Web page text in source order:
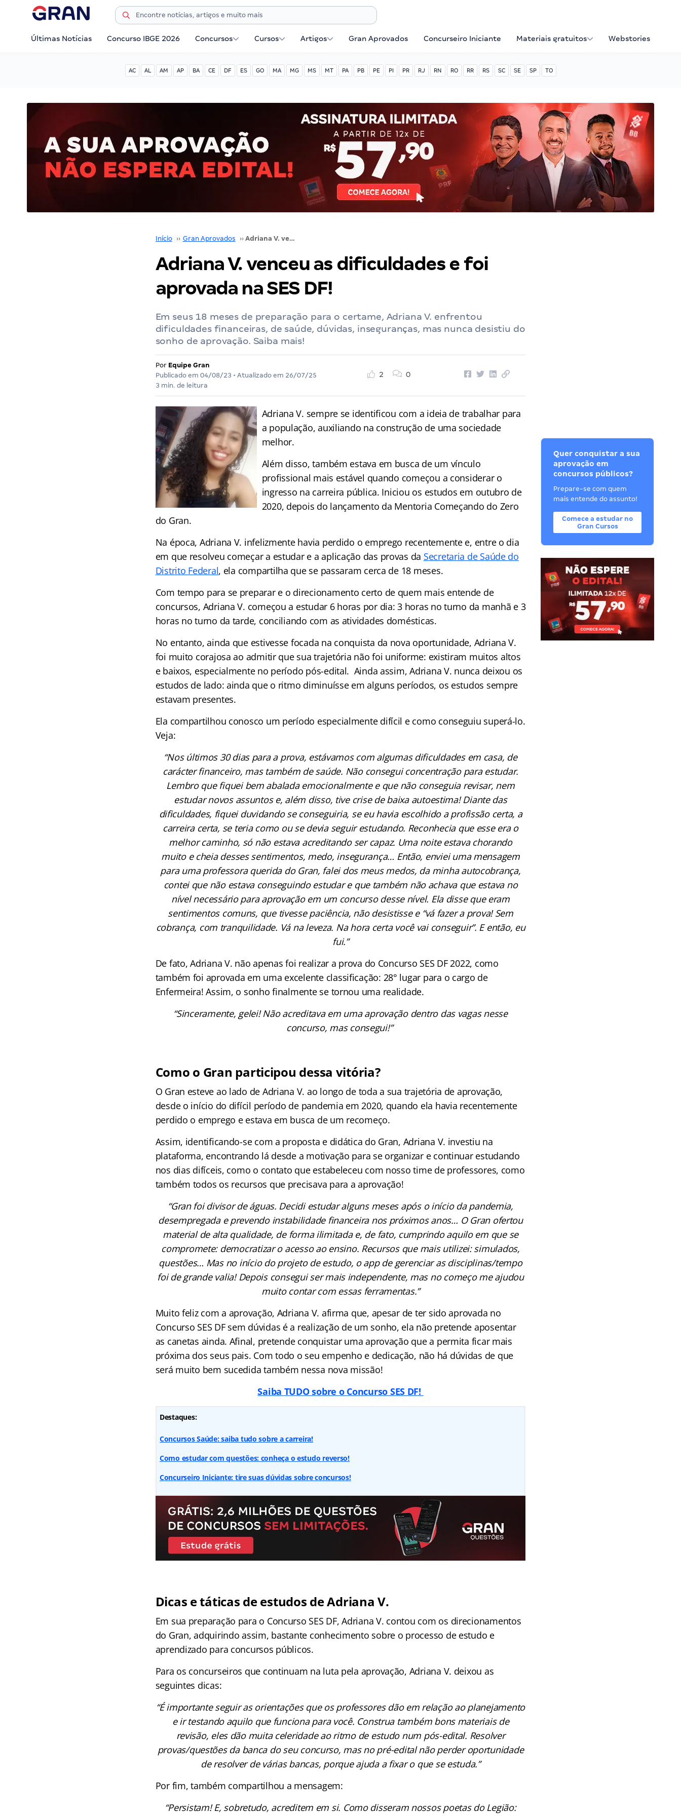
Últimas Notícias Concurso IBGE 2026 Concursos Cursos Artigos Gran Aprovados Concurseiro Iniciante Materiais gratuitos Webstories
AC AL AM AP BA CE DF ES GO MA MG MS MT PA PB PE PI PR RJ RN RO RR RS SC SE SP TO
Início ›› Gran Aprovados ›› Adriana V. venceu as dificuldades e foi aprovada na SES DF!
Adriana V. venceu as dificuldades e foi
aprovada na SES DF!
Em seus 18 meses de preparação para o certame, Adriana V. enfrentou
dificuldades financeiras, de saúde, dúvidas, inseguranças, mas nunca desistiu do
sonho de aprovação. Saiba mais!
Por Equipe Gran
Publicado em 04/08/23 • Atualizado em 26/07/25
3 min. de leitura
2 0
Adriana V. sempre se identificou com a ideia de trabalhar para
a população, auxiliando na construção de uma sociedade
melhor.
Além disso, também estava em busca de um vínculo
profissional mais estável quando começou a considerar o
ingresso na carreira pública. Iniciou os estudos em outubro de
2020, depois do lançamento da Mentoria Começando do Zero
do Gran.
Na época, Adriana V. infelizmente havia perdido o emprego recentemente e, entre o dia
em que resolveu começar a estudar e a aplicação das provas da Secretaria de Saúde do
Distrito Federal, ela compartilha que se passaram cerca de 18 meses.
Com tempo para se preparar e o direcionamento certo de quem mais entende de
concursos, Adriana V. começou a estudar 6 horas por dia: 3 horas no turno da manhã e 3
horas no turno da tarde, conciliando com as atividades domésticas.
No entanto, ainda que estivesse focada na conquista da nova oportunidade, Adriana V.
foi muito corajosa ao admitir que sua trajetória não foi uniforme: existiram muitos altos
e baixos, especialmente no período pós-edital. Ainda assim, Adriana V. nunca deixou os
estudos de lado: ainda que o ritmo diminuísse em alguns períodos, os estudos sempre
estavam presentes.
Ela compartilhou conosco um período especialmente difícil e como conseguiu superá-lo.
Veja:
“Nos últimos 30 dias para a prova, estávamos com algumas dificuldades em casa, de
carácter financeiro, mas também de saúde. Não consegui concentração para estudar.
Lembro que fiquei bem abalada emocionalmente e que não conseguia revisar, nem
estudar novos assuntos e, além disso, tive crise de baixa autoestima! Diante das
dificuldades, fiquei duvidando se conseguiria, se eu havia escolhido a profissão certa, a
carreira certa, se teria como ou se devia seguir estudando. Reconhecia que esse era o
melhor caminho, só não estava acreditando ser capaz. Uma noite estava chorando
muito e cheia desses sentimentos, medo, insegurança… Então, enviei uma mensagem
para uma professora querida do Gran, falei dos meus medos, da minha autocobrança,
contei que não estava conseguindo estudar e que também não achava que estava no
nível necessário para aprovação em um concurso desse nível. Ela disse que eram
sentimentos comuns, que tivesse paciência, não desistisse e “vá fazer a prova! Sem
cobrança, com tranquilidade. Vá na leveza. Na hora certa você vai conseguir”. E então, eu
fui.”
De fato, Adriana V. não apenas foi realizar a prova do Concurso SES DF 2022, como
também foi aprovada em uma excelente classificação: 28° lugar para o cargo de
Enfermeira! Assim, o sonho finalmente se tornou uma realidade.
“Sinceramente, gelei! Não acreditava em uma aprovação dentro das vagas nesse
concurso, mas consegui!”
Como o Gran participou dessa vitória?
O Gran esteve ao lado de Adriana V. ao longo de toda a sua trajetória de aprovação,
desde o início do difícil período de pandemia em 2020, quando ela havia recentemente
perdido o emprego e estava em busca de um recomeço.
Assim, identificando-se com a proposta e didática do Gran, Adriana V. investiu na
plataforma, encontrando lá desde a motivação para se organizar e continuar estudando
nos dias difíceis, como o contato que estabeleceu com nosso time de professores, como
também todos os recursos que precisava para a aprovação!
“Gran foi divisor de águas. Decidi estudar alguns meses após o início da pandemia,
desempregada e prevendo instabilidade financeira nos próximos anos… O Gran ofertou
material de alta qualidade, de forma ilimitada e, de fato, cumprindo aquilo em que se
compromete: democratizar o acesso ao ensino. Recursos que mais utilizei: simulados,
questões… Mas no início do projeto de estudo, o app de gerenciar as disciplinas/tempo
foi de grande valia! Depois consegui ser mais independente, mas no começo me ajudou
muito contar com essas ferramentas.”
Muito feliz com a aprovação, Adriana V. afirma que, apesar de ter sido aprovada no
Concurso SES DF sem dúvidas é a realização de um sonho, ela não pretende aposentar
as canetas ainda. Afinal, pretende conquistar uma aprovação que a permita ficar mais
próxima dos seus pais. Com todo o seu empenho e dedicação, não há dúvidas de que
será muito bem sucedida também nessa nova missão!
Saiba TUDO sobre o Concurso SES DF!
Destaques:
Concursos Saúde: saiba tudo sobre a carreira!
Como estudar com questões: conheça o estudo reverso!
Concurseiro Iniciante: tire suas dúvidas sobre concursos!
Dicas e táticas de estudos de Adriana V.
Em sua preparação para o Concurso SES DF, Adriana V. contou com os direcionamentos
do Gran, adquirindo assim, bastante conhecimento sobre o processo de estudo e
aprendizado para concursos públicos.
Para os concurseiros que continuam na luta pela aprovação, Adriana V. deixou as
seguintes dicas:
“É importante seguir as orientações que os professores dão em relação ao planejamento
e ir testando aquilo que funciona para você. Construa também bons materiais de
revisão, eles dão muita celeridade ao ritmo de estudo num pós-edital. Resolver
provas/questões da banca do seu concurso, mas no pré-edital não perder oportunidade
de resolver de várias bancas, porque ajuda a fixar o que se estuda.”
Por fim, também compartilhou a mensagem:
“Persistam! E, sobretudo, acreditem em si. Como disseram nossos poetas do Legião:
Quer conquistar a sua
aprovação em
concursos públicos?
Prepare-se com quem
mais entende do assunto!
Comece a estudar no
Gran Cursos